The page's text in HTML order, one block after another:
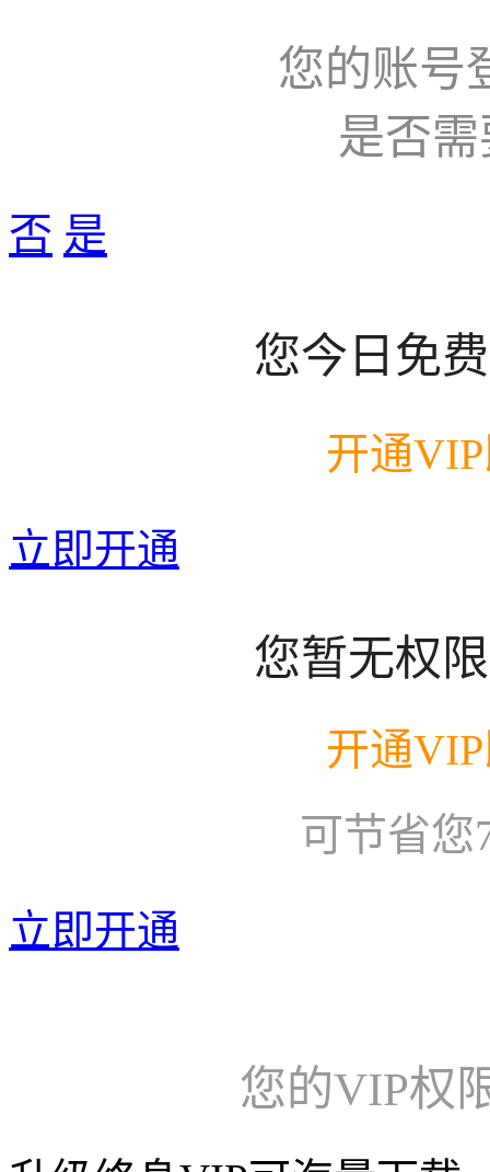
您的账号
是否
否 是
您今日免
开通
立即开通
您暂无权
开通
可节省您
立即开通
您的VIP权